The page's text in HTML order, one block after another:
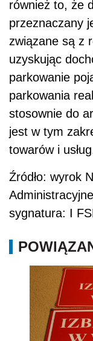
również to, że
przeznaczany
związane są z
uzyskując
parkowanie
parkowania
stosownie do
jest w tym
towarów i
Źródło: wyrok
sygnatura: I